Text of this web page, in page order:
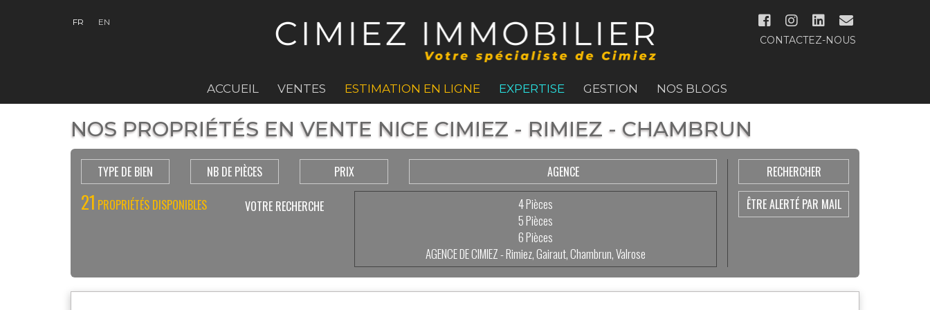
FR EN
CONTACTEZ-NOUS
ACCUEIL VENTES ESTIMATION EN LIGNE EXPERTISE GESTION NOS BLOGS
NOS PROPRIÉTÉS EN VENTE NICE CIMIEZ - RIMIEZ - CHAMBRUN
TYPE DE BIEN NB DE PIÈCES PRIX AGENCE
21 PROPRIÉTÉS DISPONIBLES VOTRE RECHERCHE
4 Pièces
5 Pièces
6 Pièces
AGENCE DE CIMIEZ - Rimiez, Gairaut, Chambrun, Valrose
ÊTRE ALERTÉ PAR MAIL